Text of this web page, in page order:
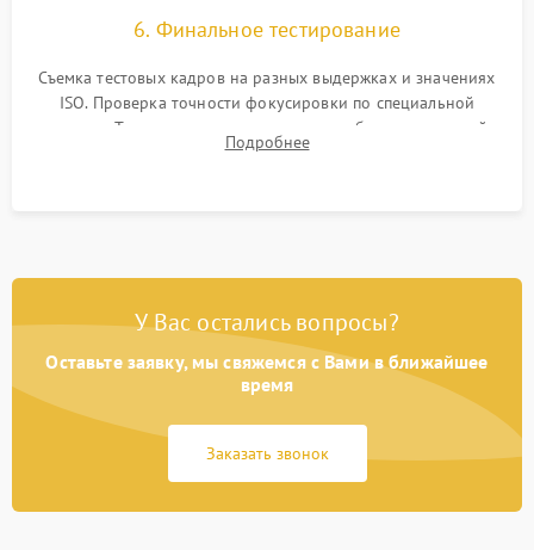
6. Финальное тестирование
Съемка тестовых кадров на разных выдержках и значениях
ISO. Проверка точности фокусировки по специальной
мишени. Тест записи на карту памяти, работы встроенной
вспышки, микрофона и всех кнопок управления.
Подробнее
У Вас остались вопросы?
Оставьте заявку, мы свяжемся с Вами в ближайшее
время
Заказать звонок